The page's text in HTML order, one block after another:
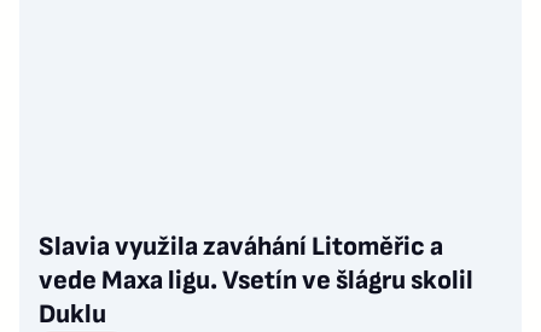
Slavia využila zaváhání Litoměřic a
vede Maxa ligu. Vsetín ve šlágru skolil
Duklu